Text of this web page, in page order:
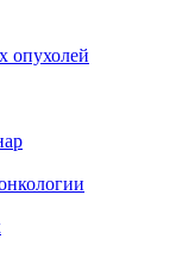
опухолей